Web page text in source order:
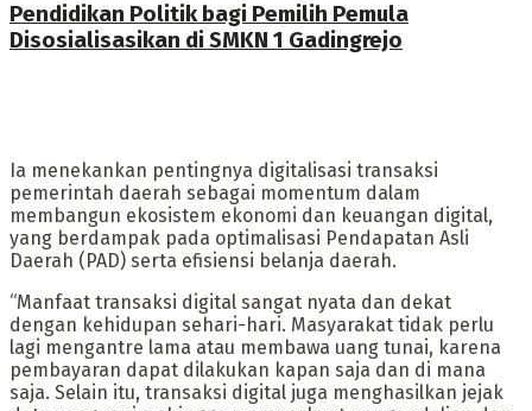
Pendidikan Politik bagi Pemilih Pemula
Disosialisasikan di SMKN 1 Gadingrejo
Ia menekankan pentingnya digitalisasi transaksi
pemerintah daerah sebagai momentum dalam
membangun ekosistem ekonomi dan keuangan digital,
yang berdampak pada optimalisasi Pendapatan Asli
Daerah (PAD) serta efisiensi belanja daerah.
“Manfaat transaksi digital sangat nyata dan dekat
dengan kehidupan sehari-hari. Masyarakat tidak perlu
lagi mengantre lama atau membawa uang tunai, karena
pembayaran dapat dilakukan kapan saja dan di mana
saja. Selain itu, transaksi digital juga menghasilkan jejak